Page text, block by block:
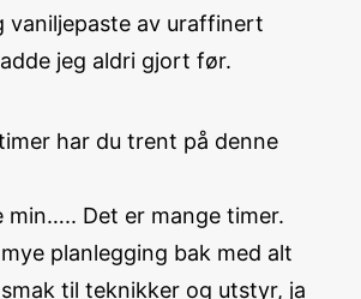
vaniljepaste av uraffinert
jeg aldri gjort før.
har du trent på denne
min….. Det er mange timer.
planlegging bak med alt
til teknikker og utstyr, ja